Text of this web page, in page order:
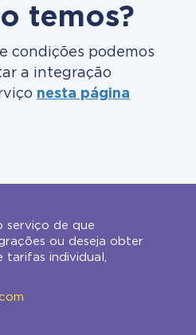
temos?
condições podemos
a integração
nesta página
serviço de que
ou deseja obter
individual,